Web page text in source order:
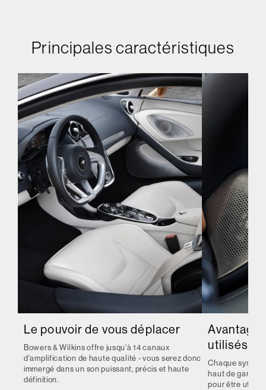
Principales caractéristiques
Le pouvoir de vous déplacer
Bowers & Wilkins offre jusqu'à 14 canaux
d'amplification de haute qualité - vous serez donc
immergé dans un son puissant, précis et haute
définition.
utilisés
Chaque
haut de
pour être